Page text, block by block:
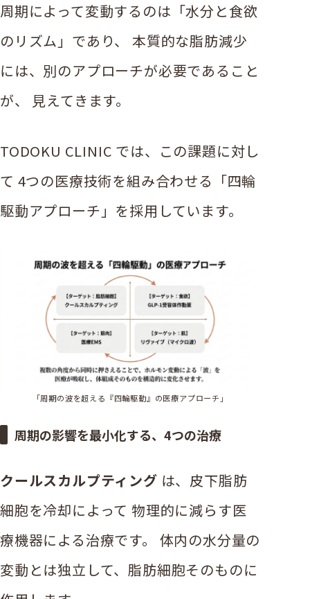
周期によって変動するのは「水分と食欲
のリズム」であり、 本質的な脂肪減少
には、別のアプローチが必要であること
が、 見えてきます。
TODOKU CLINIC では、この課題に対し
て 4つの医療技術を組み合わせる「四輪
駆動アプローチ」を採用しています。
「周期の波を超える『四輪駆動』の医療アプローチ」
周期の影響を最小化する、4つの治療
クールスカルプティング は、皮下脂肪
細胞を冷却によって 物理的に減らす医
療機器による治療です。 体内の水分量の
変動とは独立して、脂肪細胞そのものに